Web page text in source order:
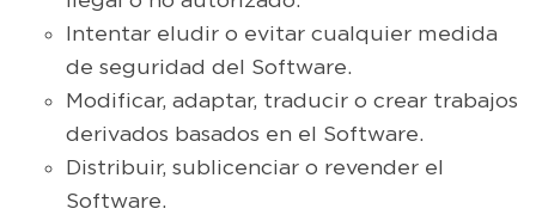
Intentar eludir o evitar cualquier medida
de seguridad del Software.
Modificar, adaptar, traducir o crear trabajos
derivados basados en el Software.
Distribuir, sublicenciar o revender el
Software.